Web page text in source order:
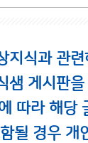
지식과 관
샘 게시판
따라 해당
될 경우